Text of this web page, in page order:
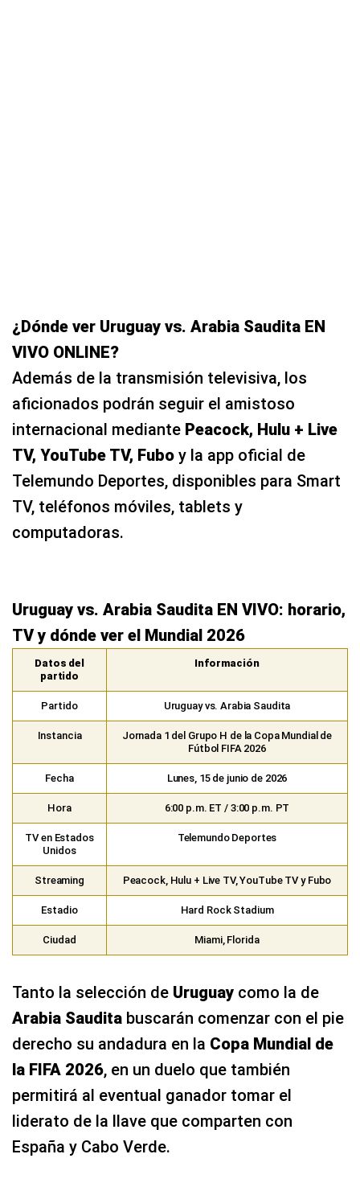
¿Dónde ver Uruguay vs. Arabia Saudita EN
VIVO ONLINE?
Además de la transmisión televisiva, los
aficionados podrán seguir el amistoso
internacional mediante Peacock, Hulu + Live
TV, YouTube TV, Fubo y la app oficial de
Telemundo Deportes, disponibles para Smart
TV, teléfonos móviles, tablets y
computadoras.
Uruguay vs. Arabia Saudita EN VIVO: horario,
TV y dónde ver el Mundial 2026
Datos del
partido
Información
Partido Uruguay vs. Arabia Saudita
Instancia
Jornada 1 del Grupo H de la Copa Mundial de
Fútbol FIFA 2026
Fecha Lunes, 15 de junio de 2026
Hora 6:00 p.m. ET / 3:00 p.m. PT
TV en Estados
Unidos
Telemundo Deportes
Streaming Peacock, Hulu + Live TV, YouTube TV y Fubo
Estadio Hard Rock Stadium
Ciudad Miami, Florida
Tanto la selección de Uruguay como la de
Arabia Saudita buscarán comenzar con el pie
derecho su andadura en la Copa Mundial de
la FIFA 2026, en un duelo que también
permitirá al eventual ganador tomar el
liderato de la llave que comparten con
España y Cabo Verde.